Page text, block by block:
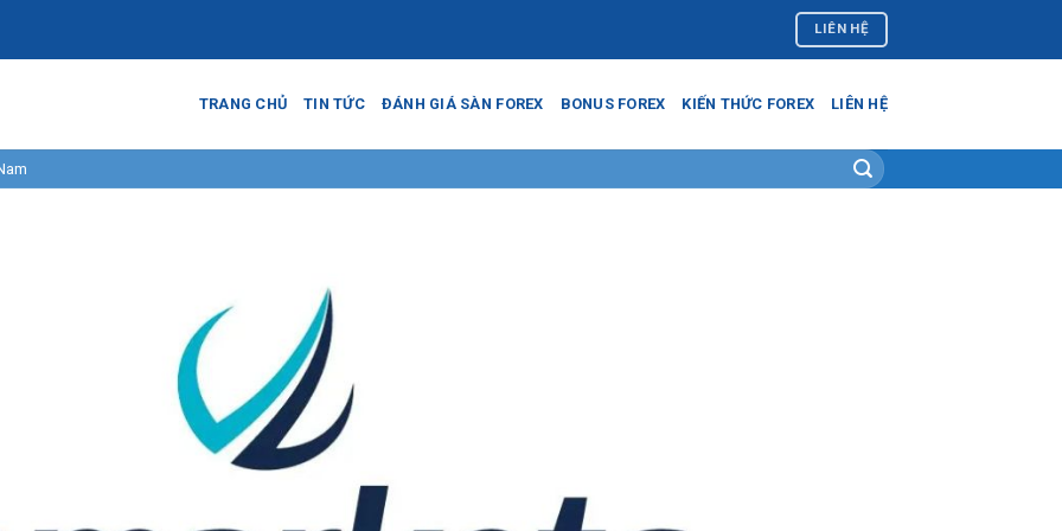
LIÊN HỆ
TRANG CHỦ TIN TỨC ĐÁNH GIÁ SÀN FOREX BONUS FOREX KIẾN THỨC FOREX LIÊN HỆ